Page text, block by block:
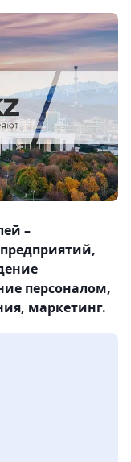
–
персоналом,
маркетинг.